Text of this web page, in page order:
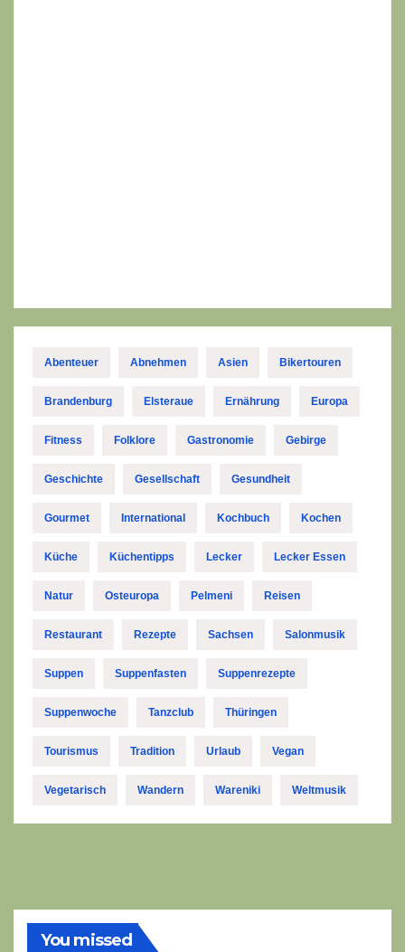
Abenteuer Abnehmen Asien Bikertouren
Brandenburg Elsteraue Ernährung Europa
Fitness Folklore Gastronomie Gebirge
Geschichte Gesellschaft Gesundheit
Gourmet International Kochbuch Kochen
Küche Küchentipps Lecker Lecker Essen
Natur Osteuropa Pelmeni Reisen
Restaurant Rezepte Sachsen Salonmusik
Suppen Suppenfasten Suppenrezepte
Suppenwoche Tanzclub Thüringen
Tourismus Tradition Urlaub Vegan
Vegetarisch Wandern Wareniki Weltmusik
You missed